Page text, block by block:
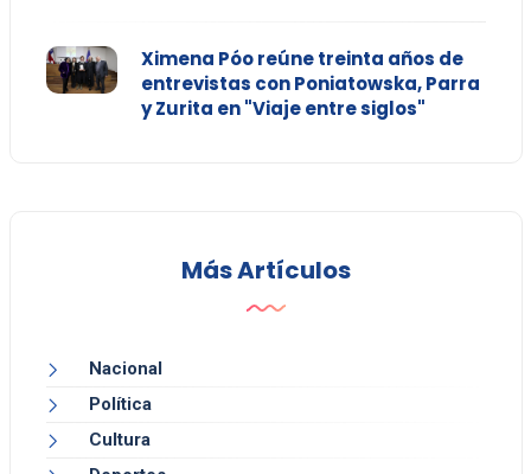
Ximena Póo reúne treinta años de
entrevistas con Poniatowska, Parra
y Zurita en "Viaje entre siglos"
Más Artículos
Nacional
Política
Cultura